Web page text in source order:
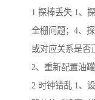
1 探棒丢失 1、
全栅问题；4、
或对应关系是否
2、重新配置油
2 时钟错乱 1、